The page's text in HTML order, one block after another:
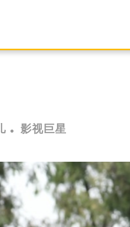
影视巨星